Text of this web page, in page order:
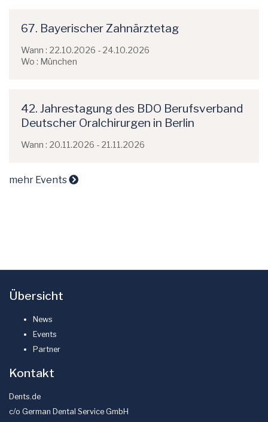
67. Bayerischer Zahnärztetag
Wann : 22.10.2026 - 24.10.2026
Wo : München
42. Jahrestagung des BDO Berufsverband
Deutscher Oralchirurgen in Berlin
Wann : 20.11.2026 - 21.11.2026
mehr Events
Übersicht
News
Events
Partner
Kontakt
Dents.de
c/o German Dental Service GmbH